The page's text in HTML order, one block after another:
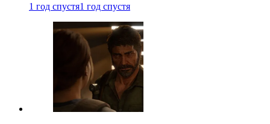
1 год спустя1 год спустя